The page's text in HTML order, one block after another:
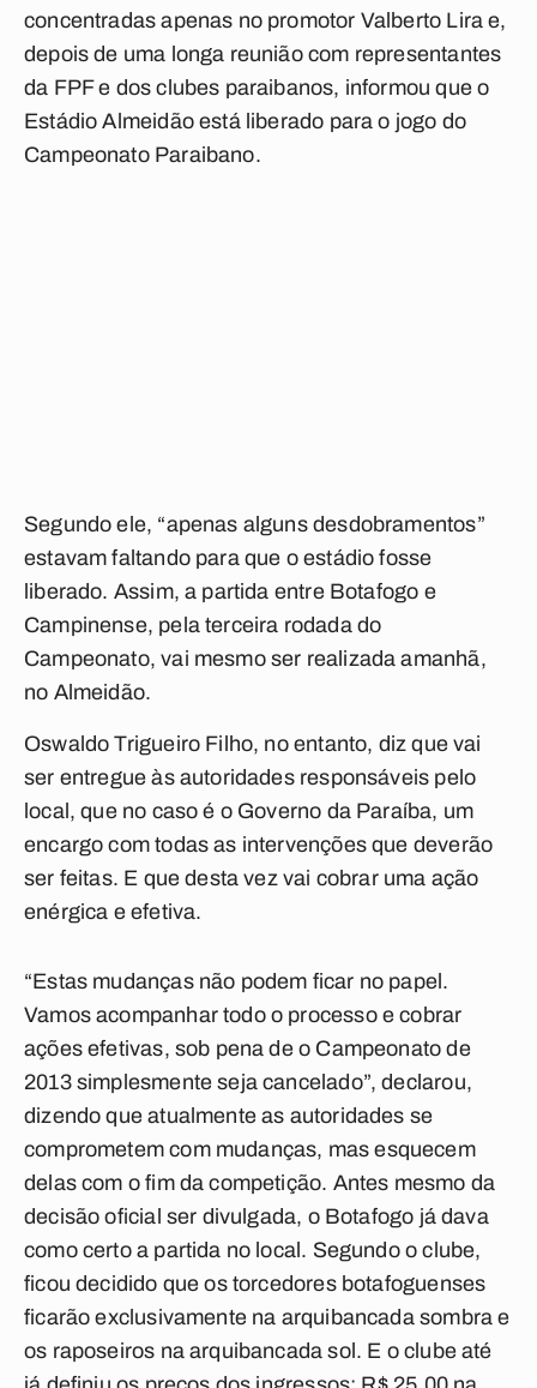
concentradas apenas no promotor Valberto Lira e,
depois de uma longa reunião com representantes
da FPF e dos clubes paraibanos, informou que o
Estádio Almeidão está liberado para o jogo do
Campeonato Paraibano.
Segundo ele, “apenas alguns desdobramentos”
estavam faltando para que o estádio fosse
liberado. Assim, a partida entre Botafogo e
Campinense, pela terceira rodada do
Campeonato, vai mesmo ser realizada amanhã,
no Almeidão.
Oswaldo Trigueiro Filho, no entanto, diz que vai
ser entregue às autoridades responsáveis pelo
local, que no caso é o Governo da Paraíba, um
encargo com todas as intervenções que deverão
ser feitas. E que desta vez vai cobrar uma ação
enérgica e efetiva.
“Estas mudanças não podem ficar no papel.
Vamos acompanhar todo o processo e cobrar
ações efetivas, sob pena de o Campeonato de
2013 simplesmente seja cancelado”, declarou,
dizendo que atualmente as autoridades se
comprometem com mudanças, mas esquecem
delas com o fim da competição. Antes mesmo da
decisão oficial ser divulgada, o Botafogo já dava
como certo a partida no local. Segundo o clube,
ficou decidido que os torcedores botafoguenses
ficarão exclusivamente na arquibancada sombra e
os raposeiros na arquibancada sol. E o clube até